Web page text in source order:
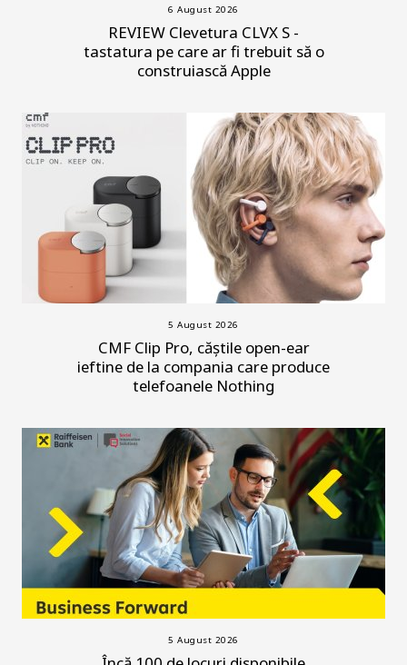
6 August 2026
REVIEW Clevetura CLVX S -
tastatura pe care ar fi trebuit să o
construiască Apple
5 August 2026
CMF Clip Pro, căștile open-ear
ieftine de la compania care produce
telefoanele Nothing
5 August 2026